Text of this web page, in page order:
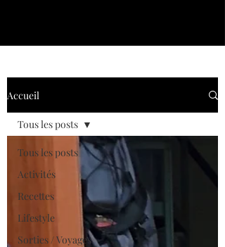
Accueil
Tous les posts
Activités
Recettes
Lifestyle
Sorties / Voyages
Tous les posts